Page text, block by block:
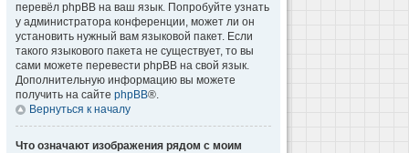
перевёл phpBB на ваш язык. Попробуйте узнать
у администратора конференции, может ли он
установить нужный вам языковой пакет. Если
такого языкового пакета не существует, то вы
сами можете перевести phpBB на свой язык.
Дополнительную информацию вы можете
получить на сайте phpBB®.
Вернуться к началу
Что означают изображения рядом с моим